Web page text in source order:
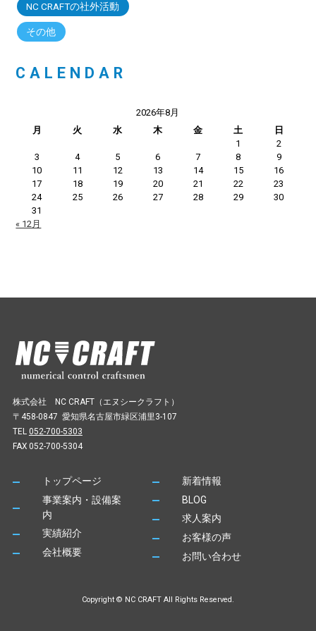
NC CRAFTの社外活動
その他
CALENDAR
2026年8月
月
火 水 木 金 土
日
1
2
3
4 5 6 7 8
9
10
11 12 13 14 15
16
17
18 19 20 21 22
23
24
25 26 27 28 29
30
31
« 12月
株式会社 NC CRAFT（エヌシークラフト）
〒458-0847 愛知県名古屋市緑区浦里3-107
TEL 052-700-5303
FAX 052-700-5304
トップページ
事業案内・設備案
内
実績紹介
会社概要
新着情報
BLOG
求人案内
お客様の声
お問い合わせ
Copyright © NC CRAFT All Rights Reserved.